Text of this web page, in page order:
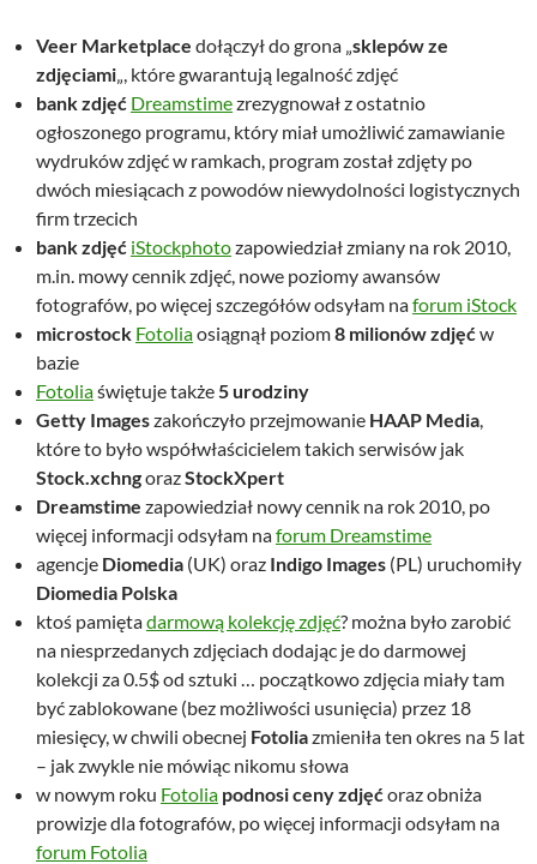
Veer Marketplace dołączył do grona „sklepów ze
zdjęciami„, które gwarantują legalność zdjęć
bank zdjęć Dreamstimezrezygnował z ostatnio
ogłoszonego programu, który miał umożliwić zamawianie
wydruków zdjęć w ramkach, program został zdjęty po
dwóch miesiącach z powodów niewydolności logistycznych
firm trzecich
bank zdjęć iStockphotozapowiedział zmiany na rok 2010,
m.in. mowy cennik zdjęć, nowe poziomy awansów
fotografów, po więcej szczegółów odsyłam naforum iStock
microstock Fotoliaosiągnął poziom8 milionów zdjęćw
bazie
Fotoliaświętuje także5 urodziny
Getty Imageszakończyło przejmowanie HAAP Media,
które to było współwłaścicielem takich serwisów jak
Stock.xchngorazStockXpert
Dreamstime zapowiedział nowy cennik na rok 2010, po
więcej informacji odsyłam naforum Dreamstime
agencje Diomedia (UK) oraz Indigo Images (PL) uruchomiły
Diomedia Polska
ktoś pamiętadarmową kolekcję zdjęć? można było zarobić
na niesprzedanych zdjęciach dodając je do darmowej
kolekcji za 0.5$ od sztuki … początkowo zdjęcia miały tam
być zablokowane (bez możliwości usunięcia) przez 18
miesięcy, w chwili obecnej Fotoliazmieniła ten okres na 5 lat
– jak zwykle nie mówiąc nikomu słowa
w nowym roku Fotolia podnosi ceny zdjęćoraz obniża
prowizje dla fotografów, po więcej informacji odsyłam na
forum Fotolia